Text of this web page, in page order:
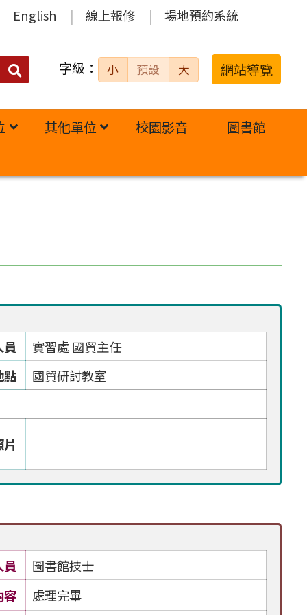
English 線上報修 場地預約系統
搜
字級： 小 預設 大 網站導覽
其他單位 校園影音 圖書館
員
實習處 國貿主任
點
國貿研討教室
圖書館技士
容
處理完畢